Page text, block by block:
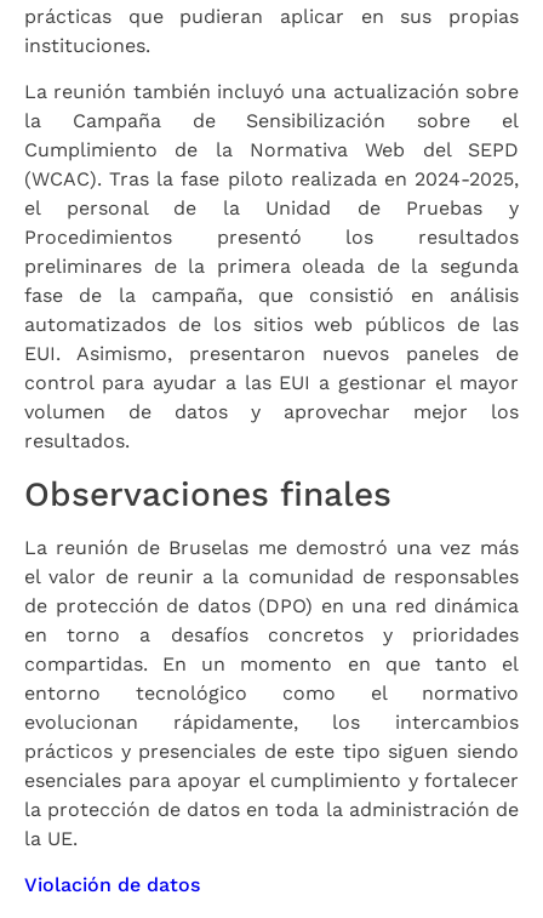
prácticas que pudieran aplicar en sus propias
instituciones.
La reunión también incluyó una actualización sobre
la Campaña de Sensibilización sobre el
Cumplimiento de la Normativa Web del SEPD
(WCAC). Tras la fase piloto realizada en 2024-2025,
el personal de la Unidad de Pruebas y
Procedimientos presentó los resultados
preliminares de la primera oleada de la segunda
fase de la campaña, que consistió en análisis
automatizados de los sitios web públicos de las
EUI. Asimismo, presentaron nuevos paneles de
control para ayudar a las EUI a gestionar el mayor
volumen de datos y aprovechar mejor los
resultados.
Observaciones finales
La reunión de Bruselas me demostró una vez más
el valor de reunir a la comunidad de responsables
de protección de datos (DPO) en una red dinámica
en torno a desafíos concretos y prioridades
compartidas. En un momento en que tanto el
entorno tecnológico como el normativo
evolucionan rápidamente, los intercambios
prácticos y presenciales de este tipo siguen siendo
esenciales para apoyar el cumplimiento y fortalecer
la protección de datos en toda la administración de
la UE.
Violación de datos